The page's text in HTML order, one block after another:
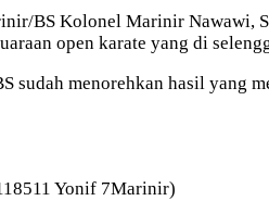
BS Kolonel Marinir
open karate yang di
menorehkan hasil yang
Yonif 7Marinir)